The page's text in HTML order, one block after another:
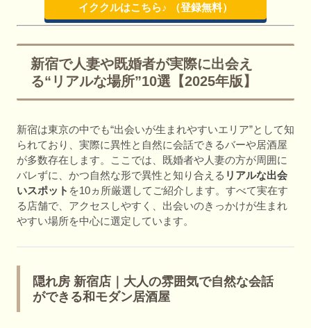
イククルはこちら♪ （登録無料）
新宿で人妻や既婚者が実際に出会え
る“リアルな場所”10選【2025年版】
新宿は東京の中でも“出会いが生まれやすいエリア”として知
られており、実際に異性と自然に会話できるバーや居酒屋
が多数存在します。ここでは、既婚者や人妻の方が周囲に
バレずに、かつ自然な形で異性と知り合える リアルな出会
いスポット を10ヵ所厳選してご紹介します。すべて実在す
る店舗で、アクセスしやすく、出会いのきっかけが生まれ
やすい場所を中心に選定しています。
隠れ房 新宿店｜大人の雰囲気で自然な会話
ができる和モダン居酒屋